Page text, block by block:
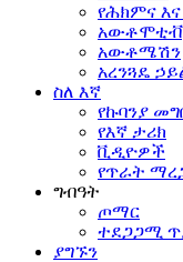
የሕክምና
አውቶሞቲቭ
አውቶሜሽን
አረንጓዴ
ስለ እኛ
የኩባንያ
የእኛ ታሪክ
ቪዲዮዎች
የጥራት
ግብዓት
ጦማር
ተደጋጋሚ
ያግኙን